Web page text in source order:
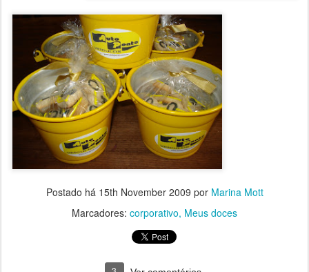
Postado há 15th November 2009 por Marina Mott
Marcadores: corporativo Meus doces